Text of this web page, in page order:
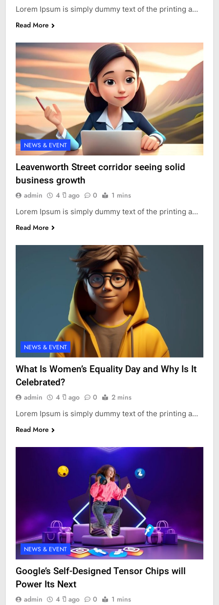
Lorem Ipsum is simply dummy text of the printing a…
Read More
NEWS & EVENT
Leavenworth Street corridor seeing solid
business growth
admin 4 ปี ago 0 1 mins
Lorem Ipsum is simply dummy text of the printing a…
Read More
NEWS & EVENT
What Is Women’s Equality Day and Why Is It
Celebrated?
admin 4 ปี ago 0 2 mins
Lorem Ipsum is simply dummy text of the printing a…
Read More
NEWS & EVENT
Google’s Self-Designed Tensor Chips will
Power Its Next
admin 4 ปี ago 0 1 mins